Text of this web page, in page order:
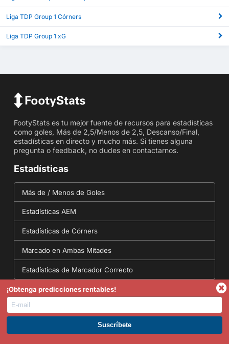
Liga TDP Group 1 Córners
Liga TDP Group 1 xG
FootyStats es tu mejor fuente de recursos para estadísticas
como goles, Más de 2,5/Menos de 2,5, Descanso/Final,
estadísticas en directo y mucho más. Si tienes alguna
pregunta o feedback, no dudes en contactarnos.
Estadísticas
Más de / Menos de Goles
Estadísticas AEM
Estadísticas de Córners
Marcado en Ambas Mitades
Estadísticas de Marcador Correcto
Herramientas
Conversor de probabilidades - Conversión de
ÚNETE A PREMIUM. GANA AHORA.
¡Obtenga predicciones rentables!